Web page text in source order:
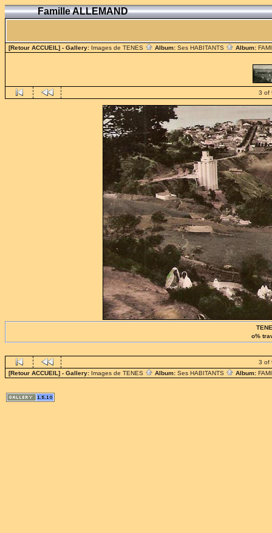
Famille ALLEMAND
[Retour ACCUEIL] - Gallery: Images de TENES Album: Ses HABITANTS Album:
3 of
o%
3 of
[Retour ACCUEIL] - Gallery: Images de TENES Album: Ses HABITANTS Album: